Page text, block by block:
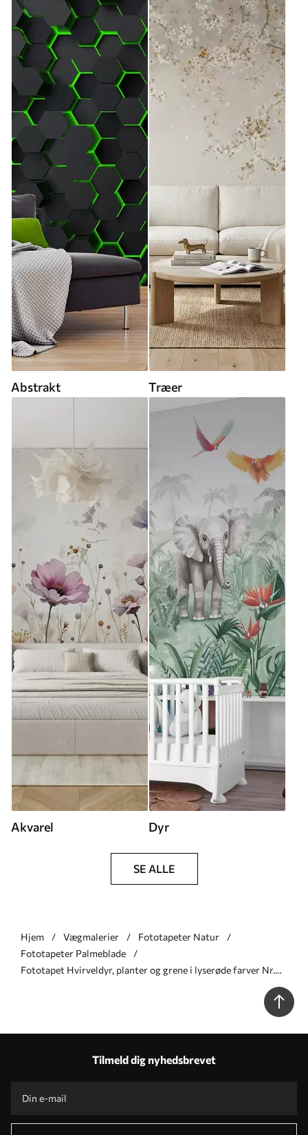
Abstrakt Træer
Akvarel Dyr
SE ALLE
Hjem Vægmalerier
Fototapeter Natur
Fototapeter Palmeblade
Fototapet Hvirveldyr, planter og grene i lyserøde farver Nr.
Tilmeld dig nyhedsbrevet